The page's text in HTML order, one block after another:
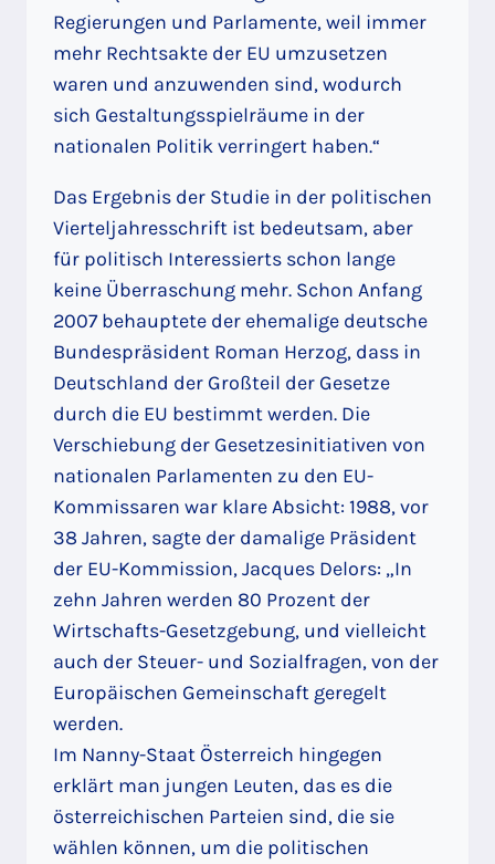
Regierungen und Parlamente, weil immer
mehr Rechtsakte der EU umzusetzen
waren und anzuwenden sind, wodurch
sich Gestaltungsspielräume in der
nationalen Politik verringert haben.“
Das Ergebnis der Studie in der politischen
Vierteljahresschrift ist bedeutsam, aber
für politisch Interessierts schon lange
keine Überraschung mehr. Schon Anfang
2007 behauptete der ehemalige deutsche
Bundespräsident Roman Herzog, dass in
Deutschland der Großteil der Gesetze
durch die EU bestimmt werden. Die
Verschiebung der Gesetzesinitiativen von
nationalen Parlamenten zu den EU-
Kommissaren war klare Absicht: 1988, vor
38 Jahren, sagte der damalige Präsident
der EU-Kommission, Jacques Delors: „In
zehn Jahren werden 80 Prozent der
Wirtschafts-Gesetzgebung, und vielleicht
auch der Steuer- und Sozialfragen, von der
Europäischen Gemeinschaft geregelt
werden.
Im Nanny-Staat Österreich hingegen
erklärt man jungen Leuten, das es die
österreichischen Parteien sind, die sie
wählen können, um die politischen